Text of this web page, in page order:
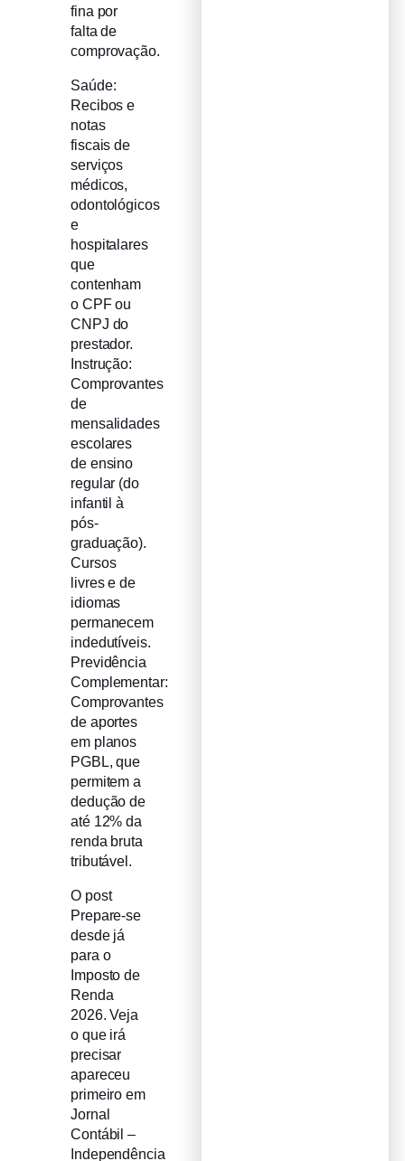
fina por
falta de
comprovação.
Saúde:
Recibos e
notas
fiscais de
serviços
médicos,
odontológicos
e
hospitalares
que
contenham
o CPF ou
CNPJ do
prestador.
Instrução:
Comprovantes
de
mensalidades
escolares
de ensino
regular (do
infantil à
pós-
graduação).
Cursos
livres e de
idiomas
permanecem
indedutíveis.
Previdência
Complementar:
Comprovantes
de aportes
em planos
PGBL, que
permitem a
dedução de
até 12% da
renda bruta
tributável.
O post
Prepare-se
desde já
para o
Imposto de
Renda
2026. Veja
o que irá
precisar
apareceu
primeiro em
Jornal
Contábil –
Independência